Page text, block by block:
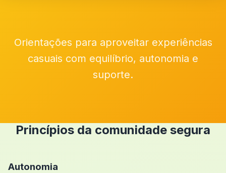
Orientações para aproveitar experiências
casuais com equilíbrio, autonomia e
suporte.
Princípios da comunidade segura
Autonomia